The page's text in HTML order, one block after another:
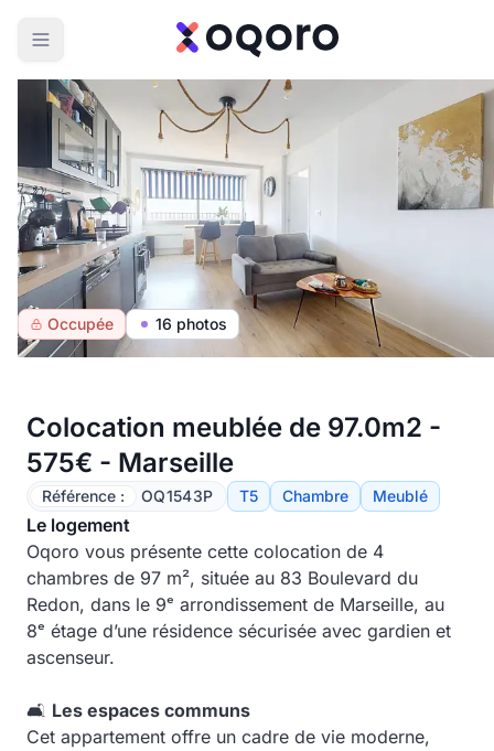
Occupée 16 photos
Colocation meublée de 97.0m2 -
575€ - Marseille
Référence : OQ1543P T5 Chambre Meublé
Le logement
Oqoro vous présente cette colocation de 4
chambres de 97 m², située au 83 Boulevard du
Redon, dans le 9ᵉ arrondissement de Marseille, au
8ᵉ étage d’une résidence sécurisée avec gardien et
ascenseur.
🛋️ Les espaces communs
Cet appartement offre un cadre de vie moderne,